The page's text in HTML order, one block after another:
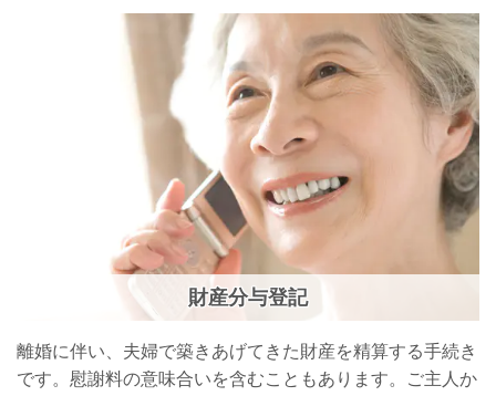
財産分与登記
離婚に伴い、夫婦で築きあげてきた財産を精算する手続き
です。慰謝料の意味合いを含むこともあります。ご主人か